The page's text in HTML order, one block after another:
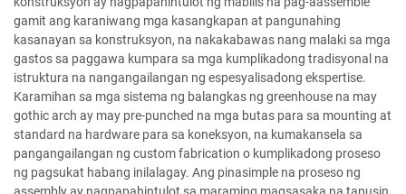
gamit ang karaniwang mga kasangkapan at pangunahing
kasanayan sa konstruksyon, na nakakabawas nang malaki sa mga
gastos sa paggawa kumpara sa mga kumplikadong tradisyonal na
istruktura na nangangailangan ng espesyalisadong ekspertise.
Karamihan sa mga sistema ng balangkas ng greenhouse na may
gothic arch ay may pre-punched na mga butas para sa mounting at
standard na hardware para sa koneksyon, na kumakansela sa
pangangailangan ng custom fabrication o kumplikadong proseso
ng pagsukat habang inilalagay. Ang pinasimple na proseso ng